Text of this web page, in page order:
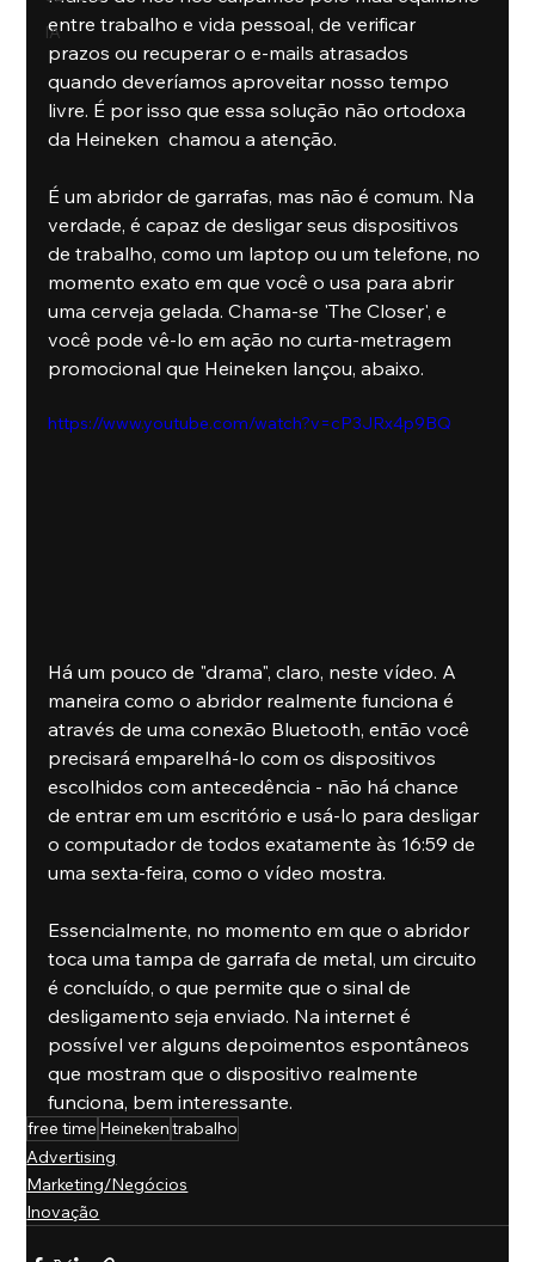
IA
entre trabalho e vida pessoal, de verificar
prazos ou recuperar o e-mails atrasados
quando deveríamos aproveitar nosso tempo
livre. É por isso que essa solução não ortodoxa
da Heineken  chamou a atenção.
É um abridor de garrafas, mas não é comum. Na
verdade, é capaz de desligar seus dispositivos
de trabalho, como um laptop ou um telefone, no
momento exato em que você o usa para abrir
uma cerveja gelada. Chama-se 'The Closer', e
você pode vê-lo em ação no curta-metragem
promocional que Heineken lançou, abaixo.
https://www.youtube.com/watch?v=cP3JRx4p9BQ
Há um pouco de "drama", claro, neste vídeo. A
maneira como o abridor realmente funciona é
através de uma conexão Bluetooth, então você
precisará emparelhá-lo com os dispositivos
escolhidos com antecedência - não há chance
de entrar em um escritório e usá-lo para desligar
o computador de todos exatamente às 16:59 de
uma sexta-feira, como o vídeo mostra.
Essencialmente, no momento em que o abridor
toca uma tampa de garrafa de metal, um circuito
é concluído, o que permite que o sinal de
desligamento seja enviado. Na internet é
possível ver alguns depoimentos espontâneos
que mostram que o dispositivo realmente
funciona, bem interessante.
free time Heinekentrabalho
Advertising
Marketing/Negócios
Inovação